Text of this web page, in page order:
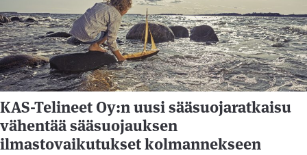
KAS-Telineet Oy:n uusi sääsuojaratkaisu
vähentää sääsuojauksen
ilmastovaikutukset kolmannekseen